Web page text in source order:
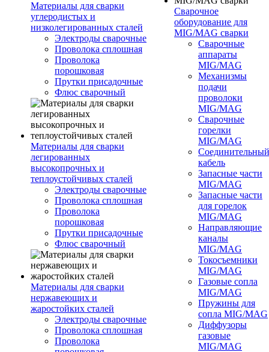
Материалы для сварки
углеродистых и
низколегированных сталей
Электроды сварочные
Проволока сплошная
Проволока
порошковая
Прутки присадочные
Флюс сварочный
Материалы для сварки
легированных
высокопрочных и
теплоустойчивых сталей
Электроды сварочные
Проволока сплошная
Проволока
порошковая
Прутки присадочные
Флюс сварочный
Материалы для сварки
нержавеющих и
жаростойких сталей
Электроды сварочные
Проволока сплошная
Проволока
Сварочное
оборудование для
MIG/MAG сварки
Сварочные
аппараты
MIG/MAG
Механизмы
подачи
проволоки
MIG/MAG
Сварочные
горелки
MIG/MAG
Соединительный
кабель
Запасные части
MIG/MAG
Запасные части
для горелок
MIG/MAG
Направляющие
каналы
MIG/MAG
Токосъемники
MIG/MAG
Газовые сопла
MIG/MAG
Пружины для
сопла MIG/MAG
Диффузоры
газовые
MIG/MAG